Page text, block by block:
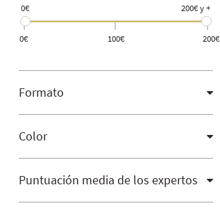
0€ 200€ y +
0€ 100€ 200€
Formato
Color
Puntuación media de los expertos